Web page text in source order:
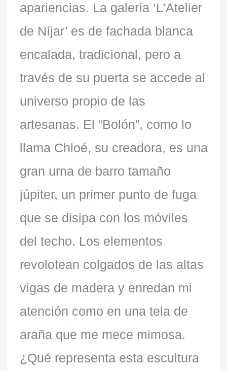
apariencias. La galería ‘L’Atelier
de Níjar’ es de fachada blanca
encalada, tradicional, pero a
través de su puerta se accede al
universo propio de las
artesanas. El “Bolón”, como lo
llama Chloé, su creadora, es una
gran urna de barro tamaño
júpiter, un primer punto de fuga
que se disipa con los móviles
del techo. Los elementos
revolotean colgados de las altas
vigas de madera y enredan mi
atención como en una tela de
araña que me mece mimosa.
¿Qué representa esta escultura